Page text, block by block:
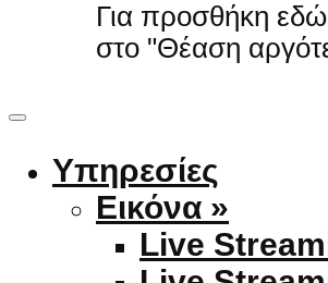
Για προσθήκη
στο "Θέαση
Υπηρεσίες
Εικόνα »
Live